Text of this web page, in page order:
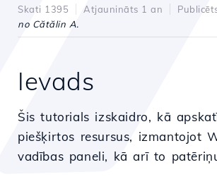
Skati 1395 Atjaunināts 1 an
no Cătălin A.
Ievads
Šis tutorials izskaidro, kā
piešķirtos resursus, izmantojot
vadības paneli, kā arī to